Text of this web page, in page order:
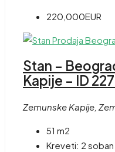
220,000EUR
Stan –
Kapije – ID
Zemunske Kapije,
51 m2
Kreveti: 2 soban